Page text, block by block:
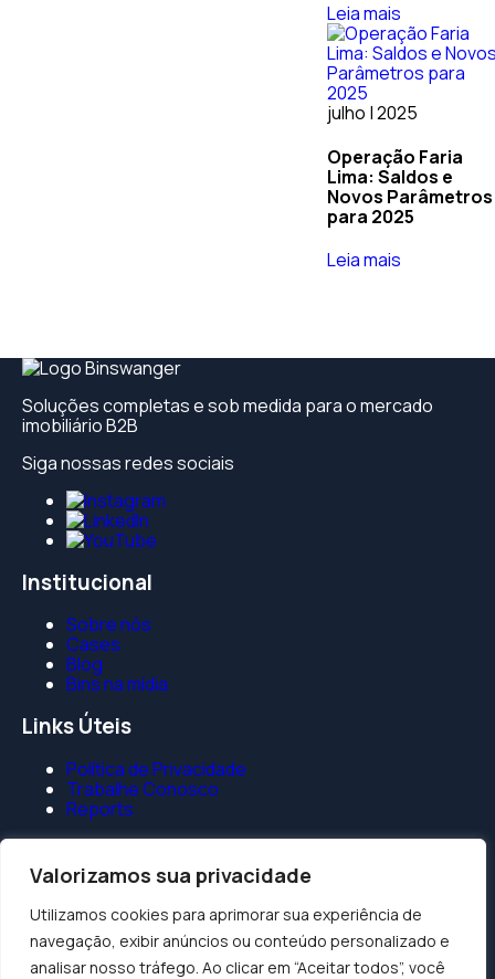
Valorizamos sua privacidade
Utilizamos cookies para aprimorar sua experiência de
navegação, exibir anúncios ou conteúdo personalizado e
analisar nosso tráfego. Ao clicar em “Aceitar todos”, você
Leia mais
julho | 2025
Operação Faria
Lima: Saldos e
Novos Parâmetros
para 2025
Leia mais
Soluções completas e sob medida para o mercado
imobiliário B2B
Siga nossas redes sociais
Institucional
Sobre nós
Cases
Blog
Bins na mídia
Links Úteis
Política de Privacidade
Trabalhe Conosco
Reports
contato@binswanger.com.br
+55 (11) 94583-4227
Matriz São Paulo
Av. Pres. Juscelino Kubitschek, 1830